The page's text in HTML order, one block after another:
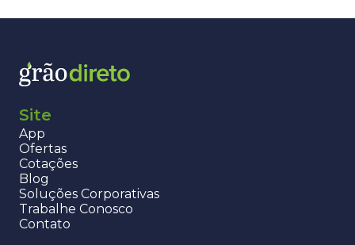
Site
App
Ofertas
Cotações
Blog
Soluções Corporativas
Trabalhe Conosco
Contato